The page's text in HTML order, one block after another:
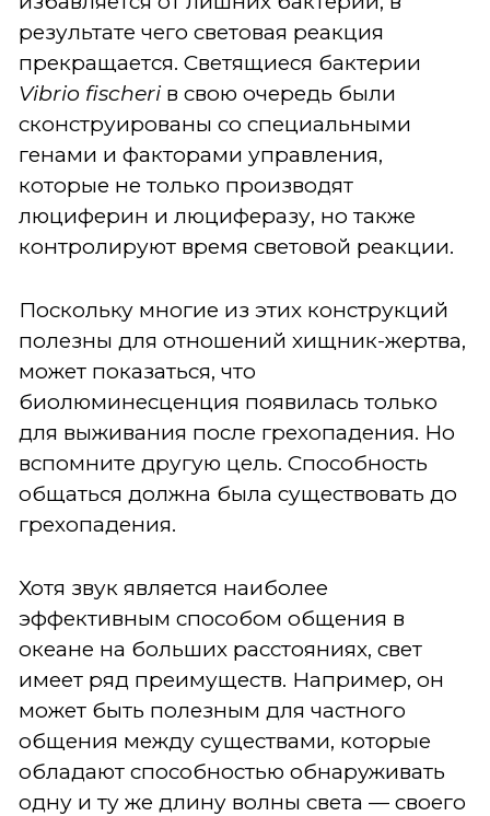
результате чего световая реакция
прекращается. Светящиеся бактерии
Vibrio fischeri в свою очередь были
сконструированы со специальными
генами и факторами управления,
которые не только производят
люциферин и люциферазу, но также
контролируют время световой реакции.
Поскольку многие из этих конструкций
полезны для отношений хищник-жертва,
может показаться, что
биолюминесценция появилась только
для выживания после грехопадения. Но
вспомните другую цель. Способность
общаться должна была существовать до
грехопадения.
Хотя звук является наиболее
эффективным способом общения в
океане на больших расстояниях, свет
имеет ряд преимуществ. Например, он
может быть полезным для частного
общения между существами, которые
обладают способностью обнаруживать
одну и ту же длину волны света — своего